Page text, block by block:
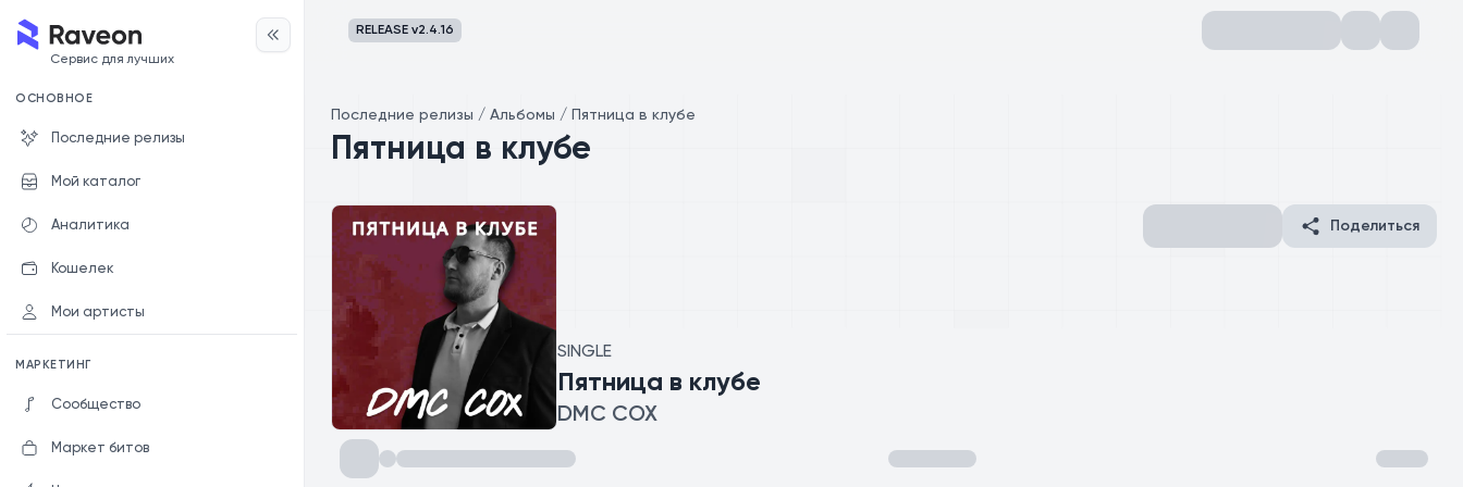
Сервис для лучших
ОСНОВНОЕ
Последние релизы
Мой каталог
Аналитика
Кошелек
Мои артисты
МАРКЕТИНГ
Сообщество
Маркет битов
RELEASE v2.4.16
Последние релизы / Альбомы / Пятница в клубе
Пятница в клубе
SINGLE
Пятница в клубе
DMC COX
Поделиться